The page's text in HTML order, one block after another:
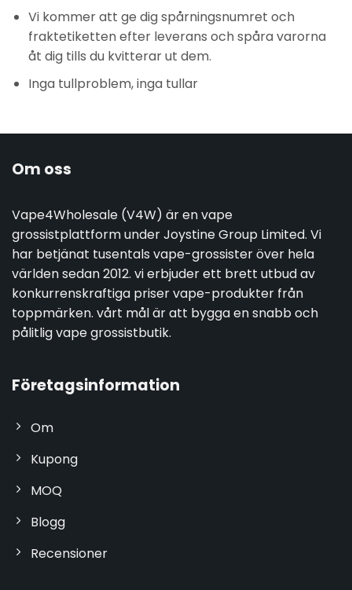
Vi kommer att ge dig spårningsnumret och
fraktetiketten efter leverans och spåra varorna
åt dig tills du kvitterar ut dem.
Inga tullproblem, inga tullar
Om oss
Vape4Wholesale (V4W) är en vape
grossistplattform under Joystine Group Limited. Vi
har betjänat tusentals vape-grossister över hela
världen sedan 2012. vi erbjuder ett brett utbud av
konkurrenskraftiga priser vape-produkter från
toppmärken. vårt mål är att bygga en snabb och
pålitlig vape grossistbutik.
Företagsinformation
Om
Kupong
MOQ
Blogg
Recensioner